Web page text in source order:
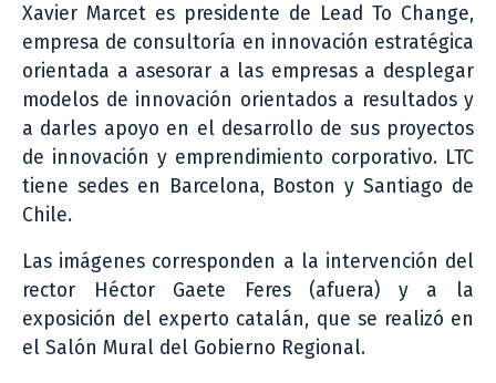
Xavier Marcet es presidente de Lead To Change,
empresa de consultoría en innovación estratégica
orientada a asesorar a las empresas a desplegar
modelos de innovación orientados a resultados y
a darles apoyo en el desarrollo de sus proyectos
de innovación y emprendimiento corporativo. LTC
tiene sedes en Barcelona, Boston y Santiago de
Chile.
Las imágenes corresponden a la intervención del
rector Héctor Gaete Feres (afuera) y a la
exposición del experto catalán, que se realizó en
el Salón Mural del Gobierno Regional.